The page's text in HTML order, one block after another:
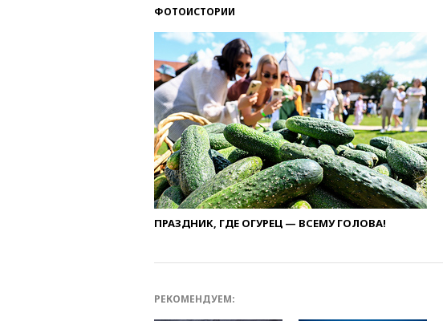
ФОТОИСТОРИИ
ПРАЗДНИК, ГДЕ ОГУРЕЦ — ВСЕМУ ГОЛОВА!
РЕКОМЕНДУЕМ: